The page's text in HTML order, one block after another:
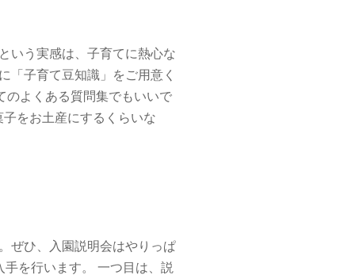
いう実感は、子育てに熱心な
「子育て豆知識」をご用意く
のよくある質問集でもいいで
をお土産にするくらいな
ぜひ、入園説明会はやりっぱ
を行います。 一つ目は、説